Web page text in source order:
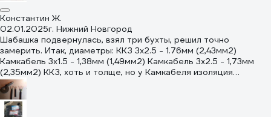
Константин Ж.
02.01.2025г. Нижний Новгород
Шабашка подвернулась, взял три бухты, решил точно
замерить. Итак, диаметры: ККЗ 3x2.5 - 1.76мм (2,43мм2)
Камкабель 3x1.5 - 1,38мм (1,49мм2) Камкабель 3x2.5 - 1,73мм
(2,35мм2) ККЗ, хоть и толще, но у Камкабеля изоляция
показалась чуть более эластичной. В любом случае все три
кабеля попадают в ГОСТ, так шо можно брать.